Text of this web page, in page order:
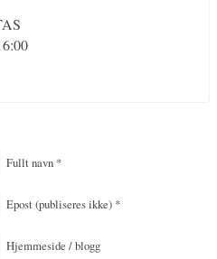
Fullt navn *
Epost(publiseres ikke) *
Hjemmeside / blogg